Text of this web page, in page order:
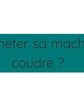
sa
coudre ?